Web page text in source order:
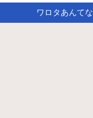
ワロタあんてな